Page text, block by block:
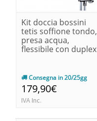
Kit doccia bossini
tetis soffione tondo,
presa acqua,
flessibile con duplex
Consegna in 20/25gg
179,90€
IVA Inc.